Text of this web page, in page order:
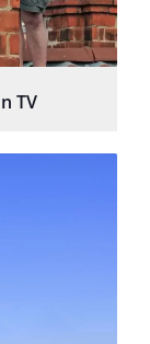
TV